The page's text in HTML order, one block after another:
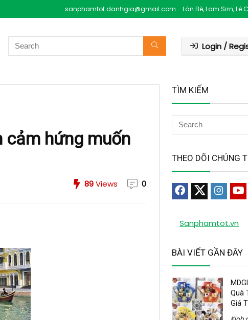
sanphamtot.danhgia@gmail.com Lán Bè, Lam Sơn, Lê
Login /
cảm hứng muốn
89Views 0
TÌM KIẾM
THEO DÕI CHÚNG
Sanphamtot.vn
BÀI VIẾT GẦN ĐÂY
Quà
Giá